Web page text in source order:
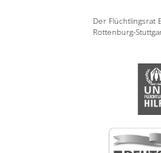
Der Flüchtlingsrat
Rottenburg-